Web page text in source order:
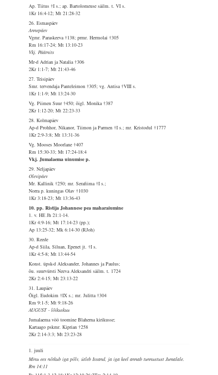
Ap. Tiitus †I s.; ap. Bartolomeuse säilm. t. VI s.
1Kr 16:4-12; Mt 21:28-32
26. Esmaspäev
Annepäev
Vgmr. Paraskeeva †138; prmr. Hermolai †305
Rm 16:17-24; Mt 13:10-23
Vkj. Päätnits
Mr-d Adrian ja Natalia †306
2Kr 1:1-7; Mt 21:43-46
27. Teisipäev
Smr. tervendaja Panteleimon †305; vg. Antisa †VIII s.
1Kr 1:1-9; Mt 13:24-30
Vg. Piimen Suur †450; õigl. Monika †387
2Kr 1:12-20; Mt 22:23-33
28. Kolmapäev
Ap-d Prohhor, Nikanor, Tiimon ja Parmen †I s.; mr. Kristodul †1777
1Kr 2:9-3:8; Mt 13:31-36
Vg. Mooses Moorlane †407
Rm 15:30-33; Mt 17:24-18:4
Vkj. Jumalaema uinumise p.
29. Neljapäev
Olevipäev
Mr. Kallinik †250; mr. Serafiima †I s.;
Norra p. kuningas Olav †1030
1Kr 3:18-23; Mt 13:36-43
10. pp. Ristija Johannese pea maharaiumine
1. v. HE Jh 21:1-14.
1Kr 4:9-16; Mt 17:14-23 (pp.);
Ap 13:25-32; Mk 6:14-30 (RJoh)
30. Reede
Ap-d Siila, Siluan, Epenet jt. †I s.
1Kr 4:5-8; Mt 13:44-54
Konst. üpsk-d Aleksander, Johannes ja Paulus;
õu. suurvürsti Neeva Aleksandri säilm. t. 1724
2Kr 2:4-15; Mt 23:13-22
31. Laupäev
Õigl. Eudokim †IX s.; mr. Julitta †304
Rm 9:1-5; Mt 9:18-26
AUGUST - lõikuskuu
Jumalaema vöö toomine Blaherna kirikusse;
Kartaago pskmr. Kiprian †258
2Kr 2:14-3:3; Mt 23:23-28
1. juuli
Minu ees nõtkub iga põlv, ütleb Issand, ja iga keel annab tunnustust Jumalale.
Rm 14:11